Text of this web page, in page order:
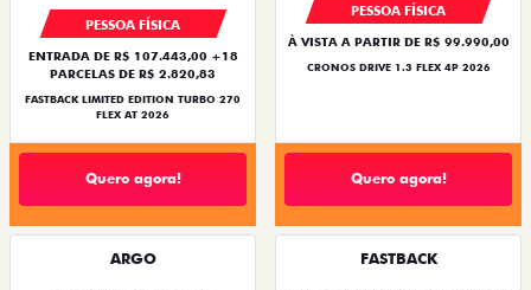
PESSOA FÍSICA
ENTRADA DE R$ 107.443,00 +18
PARCELAS DE R$ 2.820,83
FASTBACK LIMITED EDITION TURBO 270
FLEX AT 2026
Quero agora!
PESSOA FÍSICA
À VISTA A PARTIR DE R$ 99.990,00
CRONOS DRIVE 1.3 FLEX 4P 2026
Quero agora!
ARGO FASTBACK